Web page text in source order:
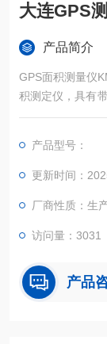
大连GPS
产品简介
GPS面积测量仪
积测定仪，具有
S定位系统、精
产品型号：
更新时间：
厂商性质：生
访问量：3031
产品